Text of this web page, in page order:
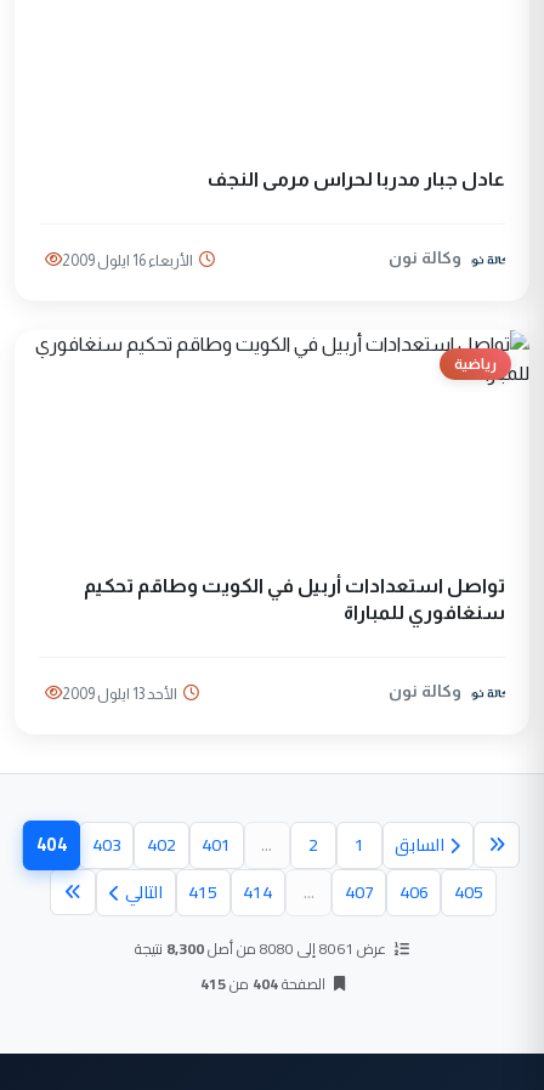
عادل جبار مدربا لحراس مرمى النجف
وكالة نون الأربعاء 16 ايلول 2009
رياضية
تواصل استعدادات أربيل في الكويت وطاقم تحكيم
سنغافوري للمباراة
وكالة نون الأحد 13 ايلول 2009
السابق 1
2
...
401
402
403
404
405
406
407
...
414
415 التالي
عرض 8061 إلى 8080 من أصل 8,300 نتيجة
الصفحة404 من415